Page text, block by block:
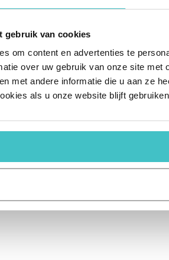
gebruik van cookies
om content en advertenties te
over uw gebruik van onze site
met andere informatie die u aan ze
als u onze website blijft